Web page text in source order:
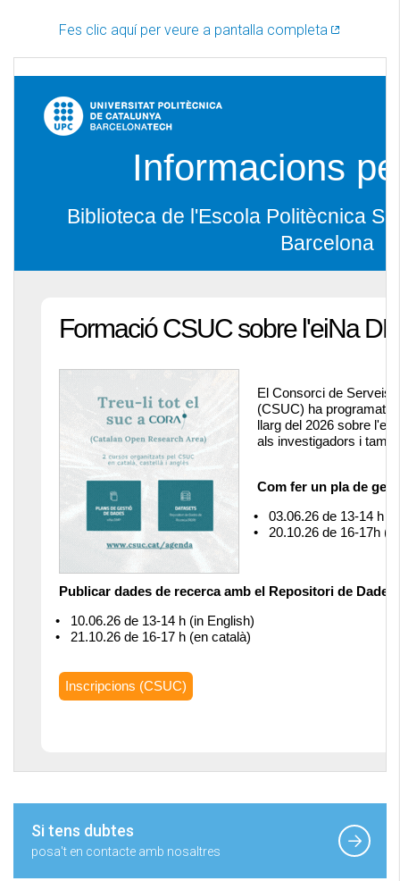
Fes clic aquí per veure a pantalla completa
Si tens dubtes
posa't en contacte amb nosaltres